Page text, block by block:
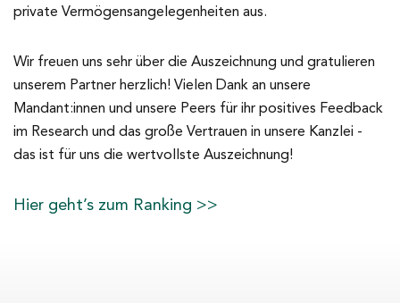
private Vermögensangelegenheiten aus.
Wir freuen uns sehr über die Auszeichnung und gratulieren
unserem Partner herzlich! Vielen Dank an unsere
Mandant:innen und unsere Peers für ihr positives Feedback
im Research und das große Vertrauen in unsere Kanzlei -
das ist für uns die wertvollste Auszeichnung!
Hier geht’s zum Ranking >>